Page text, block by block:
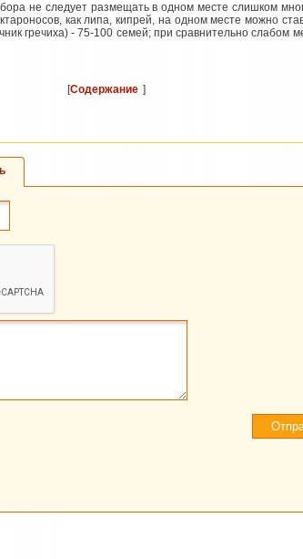
не следует размещать в одном месте слишком
как липа, кипрей, на одном месте можно
гречиха) - 75-100 семей; при сравнительно слабом
[Содержание ]